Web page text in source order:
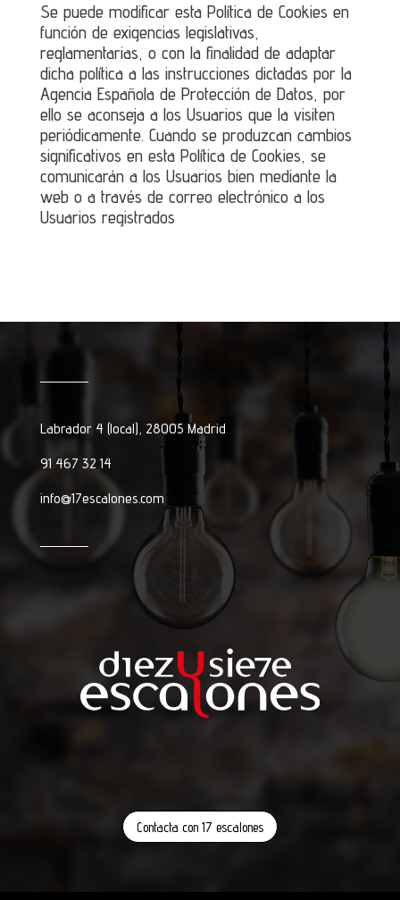
Se puede modificar esta Política de Cookies en
función de exigencias legislativas,
reglamentarias, o con la finalidad de adaptar
dicha política a las instrucciones dictadas por la
Agencia Española de Protección de Datos, por
ello se aconseja a los Usuarios que la visiten
periódicamente. Cuando se produzcan cambios
significativos en esta Política de Cookies, se
comunicarán a los Usuarios bien mediante la
web o a través de correo electrónico a los
Usuarios registrados
Labrador 4 (local), 28005 Madrid
91 467 32 14
info@17escalones.com
Contacta con 17 escalones